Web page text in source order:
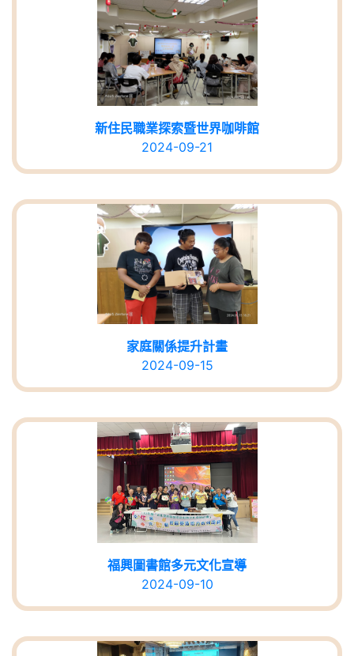
新住民職業探索暨世界咖啡館
2024-09-21
家庭關係提升計畫
2024-09-15
福興圖書館多元文化宣導
2024-09-10